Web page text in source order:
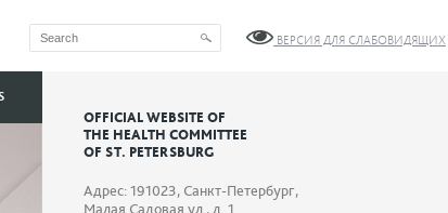
ВЕРСИЯ ДЛЯ СЛАБОВИДЯЩИХ
OFFICIAL WEBSITE OF
THE HEALTH COMMITTEE
OF ST. PETERSBURG
Адрес: 191023, Санкт-Петербург,